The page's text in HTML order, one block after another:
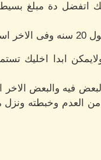
دة مبلغ بسيط
ابدا اخليك
والبعض الاخر
وخبطته ونزل